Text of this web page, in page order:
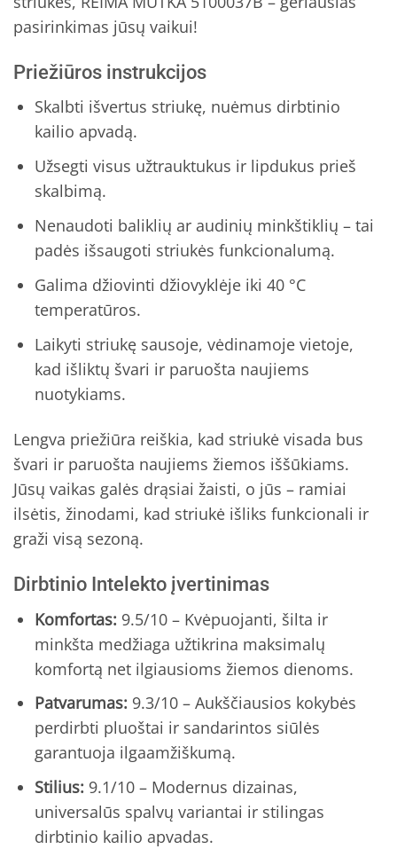
pasirinkimas jūsų vaikui!
Priežiūros instrukcijos
Skalbti išvertus striukę, nuėmus dirbtinio
kailio apvadą.
Užsegti visus užtrauktukus ir lipdukus prieš
skalbimą.
Nenaudoti baliklių ar audinių minkštiklių – tai
padės išsaugoti striukės funkcionalumą.
Galima džiovinti džiovyklėje iki 40 °C
temperatūros.
Laikyti striukę sausoje, vėdinamoje vietoje,
kad išliktų švari ir paruošta naujiems
nuotykiams.
Lengva priežiūra reiškia, kad striukė visada bus
švari ir paruošta naujiems žiemos iššūkiams.
Jūsų vaikas galės drąsiai žaisti, o jūs – ramiai
ilsėtis, žinodami, kad striukė išliks funkcionali ir
graži visą sezoną.
Dirbtinio Intelekto įvertinimas
Komfortas: 9.5/10 – Kvėpuojanti, šilta ir
minkšta medžiaga užtikrina maksimalų
komfortą net ilgiausioms žiemos dienoms.
Patvarumas: 9.3/10 – Aukščiausios kokybės
perdirbti pluoštai ir sandarintos siūlės
garantuoja ilgaamžiškumą.
Stilius: 9.1/10 – Modernus dizainas,
universalūs spalvų variantai ir stilingas
dirbtinio kailio apvadas.